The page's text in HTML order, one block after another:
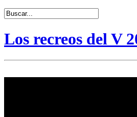
Los recreos del V